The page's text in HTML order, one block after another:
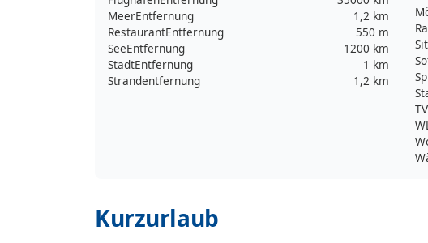
MeerEntfernung
1,2 km
RestaurantEntfernung
550 m
SeeEntfernung
1200 km
StadtEntfernung
1 km
Strandentfernung
1,2 km
TV
Kurzurlaub